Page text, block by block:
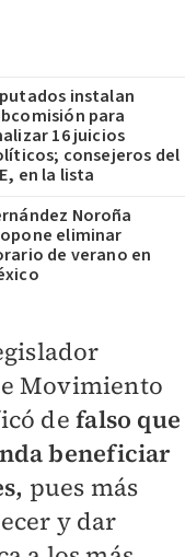
instalan
para
16 juicios
consejeros del
en la lista
Noroña
eliminar
de verano en
Movimiento
defalso que
beneficiar
pues más
y dar